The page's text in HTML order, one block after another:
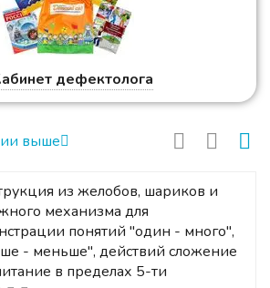
дефектолога
выше
из желобов, шариков и
механизма для
понятий "один - много",
- меньше", действий сложение
в пределах 5-ти